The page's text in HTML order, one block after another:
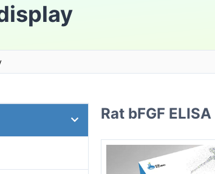
Rat bFGF